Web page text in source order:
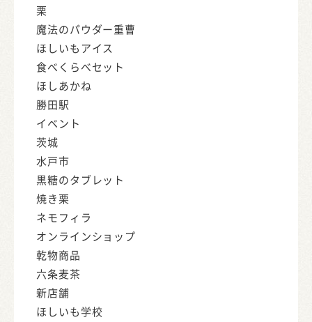
栗
魔法のパウダー重曹
ほしいもアイス
食べくらべセット
ほしあかね
勝田駅
イベント
茨城
水戸市
黒糖のタブレット
焼き栗
ネモフィラ
オンラインショップ
乾物商品
六条麦茶
新店舗
ほしいも学校